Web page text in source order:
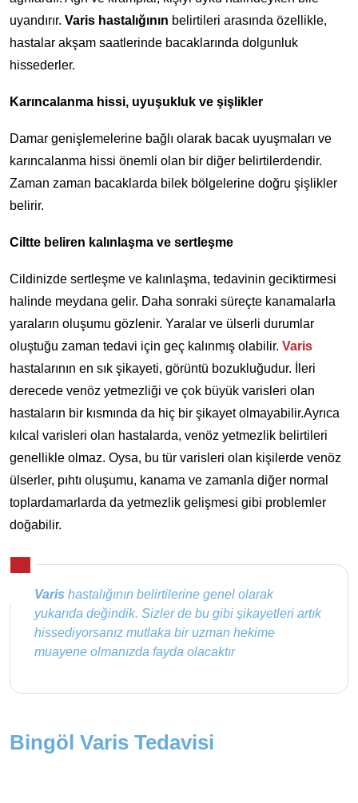
uyandırır. Varis hastalığının belirtileri arasında özellikle,
hastalar akşam saatlerinde bacaklarında dolgunluk
hissederler.
Karıncalanma hissi, uyuşukluk ve şişlikler
Damar genişlemelerine bağlı olarak bacak uyuşmaları ve
karıncalanma hissi önemli olan bir diğer belirtilerdendir.
Zaman zaman bacaklarda bilek bölgelerine doğru şişlikler
belirir.
Ciltte beliren kalınlaşma ve sertleşme
Cildinizde sertleşme ve kalınlaşma, tedavinin geciktirmesi
halinde meydana gelir. Daha sonraki süreçte kanamalarla
yaraların oluşumu gözlenir. Yaralar ve ülserli durumlar
oluştuğu zaman tedavi için geç kalınmış olabilir. Varis
hastalarının en sık şikayeti, görüntü bozukluğudur. İleri
derecede venöz yetmezliği ve çok büyük varisleri olan
hastaların bir kısmında da hiç bir şikayet olmayabilir.Ayrıca
kılcal varisleri olan hastalarda, venöz yetmezlik belirtileri
genellikle olmaz. Oysa, bu tür varisleri olan kişilerde venöz
ülserler, pıhtı oluşumu, kanama ve zamanla diğer normal
toplardamarlarda da yetmezlik gelişmesi gibi problemler
doğabilir.
Varis hastalığının belirtilerine genel olarak
yukarıda değindik. Sizler de bu gibi şikayetleri artık
hissediyorsanız mutlaka bir uzman hekime
muayene olmanızda fayda olacaktır
Bingöl Varis Tedavisi